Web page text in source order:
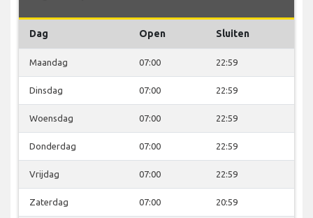
Dag Open Sluiten
Maandag 07:00 22:59
Dinsdag 07:00 22:59
Woensdag 07:00 22:59
Donderdag 07:00 22:59
Vrijdag 07:00 22:59
Zaterdag 07:00 20:59